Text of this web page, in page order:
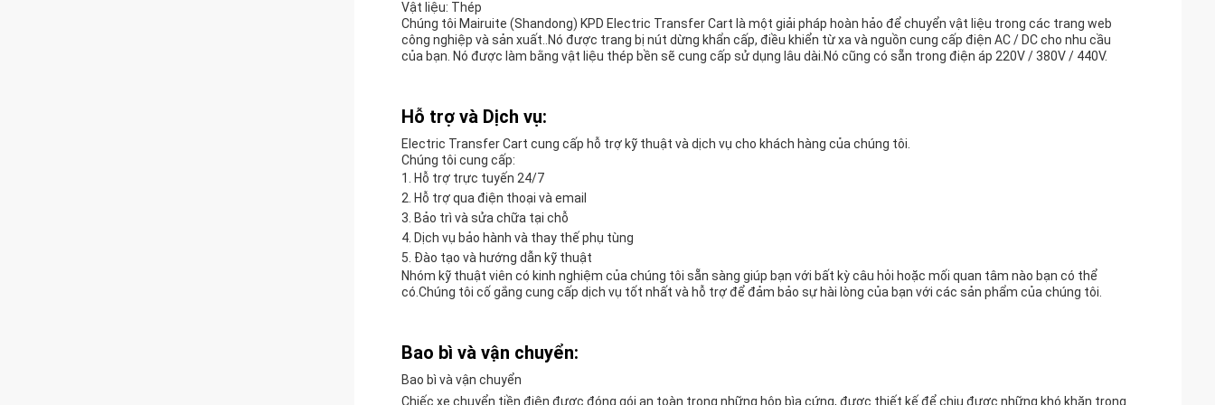
Vật liệu: Thép
Chúng tôi Mairuite (Shandong) KPD Electric Transfer Cart là một giải pháp hoàn hảo để chuyển vật liệu trong các trang web
công nghiệp và sản xuất..Nó được trang bị nút dừng khẩn cấp, điều khiển từ xa và nguồn cung cấp điện AC / DC cho nhu cầu
của bạn. Nó được làm bằng vật liệu thép bền sẽ cung cấp sử dụng lâu dài.Nó cũng có sẵn trong điện áp 220V / 380V / 440V.
Hỗ trợ và Dịch vụ:
Electric Transfer Cart cung cấp hỗ trợ kỹ thuật và dịch vụ cho khách hàng của chúng tôi.
Chúng tôi cung cấp:
Hỗ trợ trực tuyến 24/7
Hỗ trợ qua điện thoại và email
Bảo trì và sửa chữa tại chỗ
Dịch vụ bảo hành và thay thế phụ tùng
Đào tạo và hướng dẫn kỹ thuật
Nhóm kỹ thuật viên có kinh nghiệm của chúng tôi sẵn sàng giúp bạn với bất kỳ câu hỏi hoặc mối quan tâm nào bạn có thể
có.Chúng tôi cố gắng cung cấp dịch vụ tốt nhất và hỗ trợ để đảm bảo sự hài lòng của bạn với các sản phẩm của chúng tôi.
Bao bì và vận chuyển:
Bao bì và vận chuyển
Chiếc xe chuyển tiền điện được đóng gói an toàn trong những hộp bìa cứng, được thiết kế để chịu được những khó khăn trong